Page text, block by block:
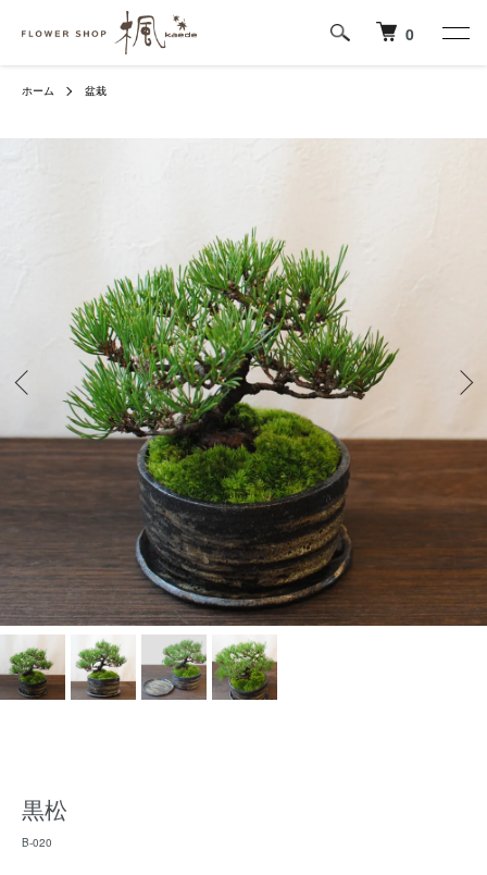
0
ホーム 盆栽
黒松
B-020